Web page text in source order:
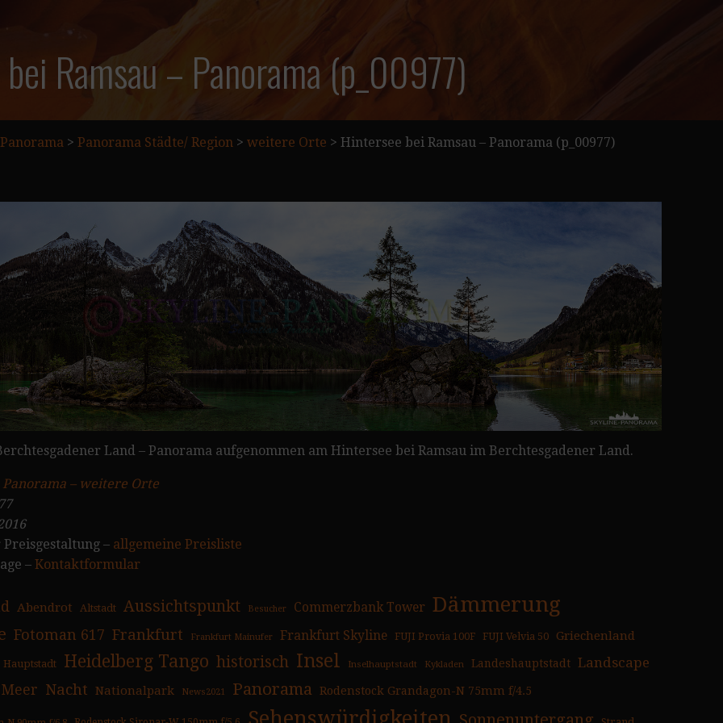
Ramsau – Panorama (p_00977)
Panorama > Panorama Städte/ Region > weitere Orte > Hintersee bei Ramsau – Panorama (p_00977)
Land – Panorama aufgenommen am Hintersee bei Ramsau im Berchtesgadener Land.
Panorama – weitere Orte
– allgemeine Preisliste
– Kontaktformular
Abendrot Altstadt Aussichtspunkt Besucher Commerzbank Tower Dämmerung
Fotoman 617 Frankfurt Frankfurt Mainufer Frankfurt Skyline FUJI Provia 100F FUJI Velvia 50
Griechenland
Hauptstadt Heidelberg Tango historisch Insel Inselhauptstadt Kykladen Landeshauptstadt Landscape
Meer Nacht Nationalpark News2021 Panorama Rodenstock Grandagon-N 75mm f/4.5